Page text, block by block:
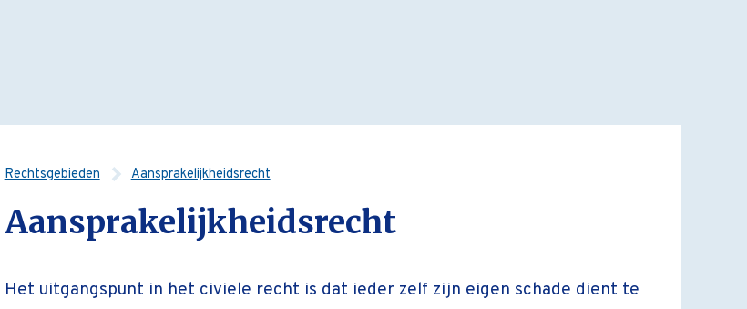
Rechtsgebieden Aansprakelijkheidsrecht
Aansprakelijkheidsrecht
Het uitgangspunt in het civiele recht is dat ieder zelf zijn eigen schade dient te